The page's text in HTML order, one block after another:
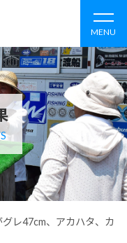
MENU
レ47cm、アカハタ、カ